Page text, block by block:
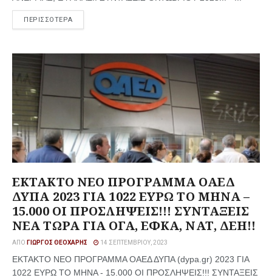
ΠΕΡΙΣΣΟΤΕΡΑ
ΕΚΤΑΚΤΟ ΝΕΟ ΠΡΟΓΡΑΜΜΑ ΟΑΕΔ
ΔΥΠΑ 2023 ΓΙΑ 1022 ΕΥΡΩ ΤΟ ΜΗΝΑ –
15.000 ΟΙ ΠΡΟΣΛΗΨΕΙΣ!!! ΣΥΝΤΑΞΕΙΣ
ΝΕΑ ΤΩΡΑ ΓΙΑ ΟΓΑ, ΕΦΚΑ, ΝΑΤ, ΔΕΗ!!
ΑΠΌ ΓΙΏΡΓΟΣ ΘΕΟΧΆΡΗΣ 14 ΣΕΠΤΕΜΒΡΊΟΥ, 2023
ΕΚΤΑΚΤΟ ΝΕΟ ΠΡΟΓΡΑΜΜΑ ΟΑΕΔ ΔΥΠΑ (dypa.gr) 2023 ΓΙΑ
1022 ΕΥΡΩ ΤΟ ΜΗΝΑ - 15.000 ΟΙ ΠΡΟΣΛΗΨΕΙΣ!!! ΣΥΝΤΑΞΕΙΣ